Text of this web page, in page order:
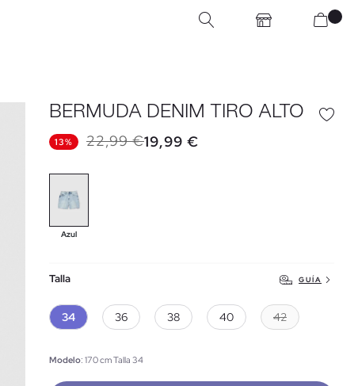
BERMUDA DENIM TIRO ALTO
13% 22,99 €19,99 €
Azul
Talla GUÍA
34 36 38 40 42
Modelo: 170 cm Talla 34